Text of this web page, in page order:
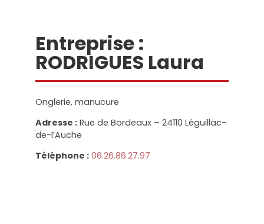
Entreprise :
RODRIGUES Laura
Onglerie, manucure
Adresse : Rue de Bordeaux – 24110 Léguillac-
de-l’Auche
Téléphone : 06.26.86.27.97